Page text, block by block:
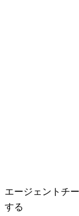
エージェントチ
する